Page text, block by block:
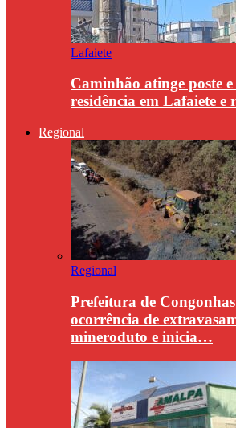
Lafaiete
Caminhão atinge poste
residência em Lafaiete e
Regional
Regional
Prefeitura de
ocorrência de
mineroduto e inicia…